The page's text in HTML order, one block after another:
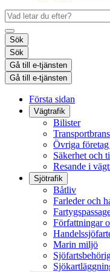
Sök
Sök
Gå till e-tjänsten
Gå till e-tjänsten
Första sidan
Vägtrafik
Bilister
Övriga
Säkerhet och
Resande i
Sjötrafik
Båtliv
Farleder och
Författningar
Marin miljö